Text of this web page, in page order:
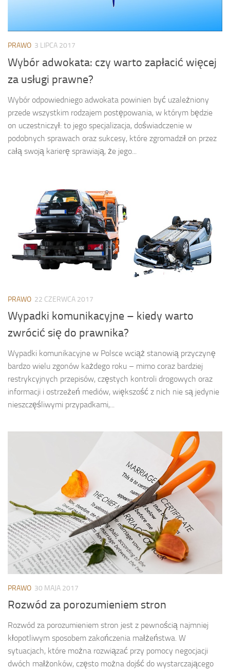
PRAWO 3 LIPCA 2017
Wybór adwokata: czy warto zapłacić więcej
za usługi prawne?
Wybór odpowiedniego adwokata powinien być uzależniony
przede wszystkim rodzajem postępowania, w którym będzie
on uczestniczył: to jego specjalizacja, doświadczenie w
podobnych sprawach oraz sukcesy, które zgromadził on przez
całą swoją karierę sprawiają, że jego...
PRAWO 22 CZERWCA 2017
Wypadki komunikacyjne – kiedy warto
zwrócić się do prawnika?
Wypadki komunikacyjne w Polsce wciąż stanowią przyczynę
bardzo wielu zgonów każdego roku – mimo coraz bardziej
restrykcyjnych przepisów, częstych kontroli drogowych oraz
informacji i ostrzeżeń mediów, większość z nich nie są jedynie
nieszczęśliwymi przypadkami,...
PRAWO 30 MAJA 2017
Rozwód za porozumieniem stron
Rozwód za porozumieniem stron jest z pewnością najmniej
kłopotliwym sposobem zakończenia małżeństwa. W
sytuacjach, które można rozwiązać przy pomocy negocjacji
dwóch małżonków, często można dojść do wystarczającego